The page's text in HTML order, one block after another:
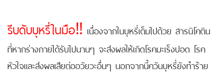
รีบดับบุหรี่ในมือ‼ เนื่องจากในบุหรี่เต็มไปด้วย สารนิโคติน
ที่หากร่างกายได้รับไปนานๆ จะส่งผลให้เกิดโรคมะเร็งปอด โรค
หัวใจและส่งผลเสียต่ออวัยวะอื่นๆ นอกจากนี้ควันบุหรี่ยังทำร้าย